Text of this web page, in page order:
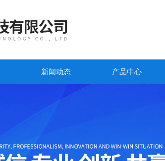
新闻动态 产品中心